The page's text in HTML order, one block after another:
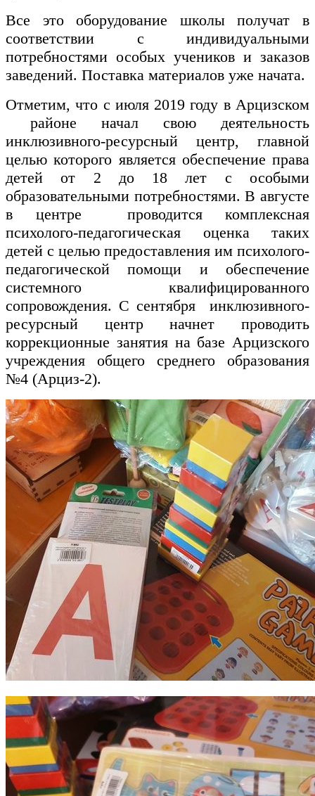
Все это оборудование школы получат в
соответствии с индивидуальными
потребностями особых учеников и заказов
заведений. Поставка материалов уже начата.
Отметим, что с июля 2019 году в Арцизском
районе начал свою деятельность
инклюзивного-ресурсный центр, главной
целью которого является обеспечение права
детей от 2 до 18 лет с особыми
образовательными потребностями. В августе
в центре проводится комплексная
психолого-педагогическая оценка таких
детей с целью предоставления им психолого-
педагогической помощи и обеспечение
системного квалифицированного
сопровождения. С сентября инклюзивного-
ресурсный центр начнет проводить
коррекционные занятия на базе Арцизского
учреждения общего среднего образования
№4 (Арциз-2).